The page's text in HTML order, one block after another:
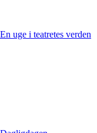
En uge i teatretes verden